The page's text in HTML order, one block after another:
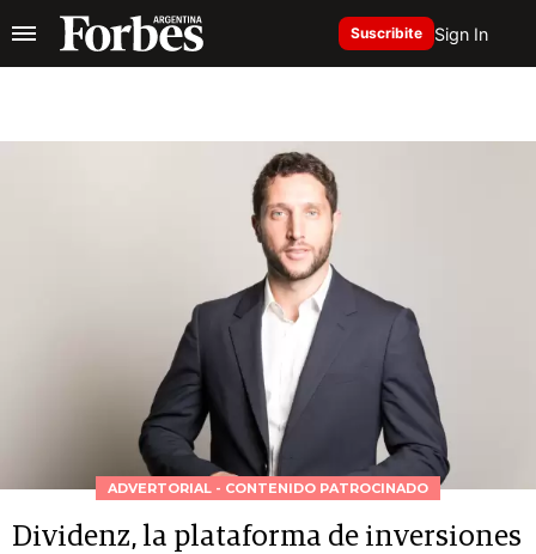
Suscribite Sign In
ADVERTORIAL - CONTENIDO PATROCINADO
Dividenz, la plataforma de inversiones